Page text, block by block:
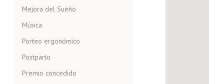
Mejora del Sueño
Música
Porteo ergonómico
Postparto
Premio concedido